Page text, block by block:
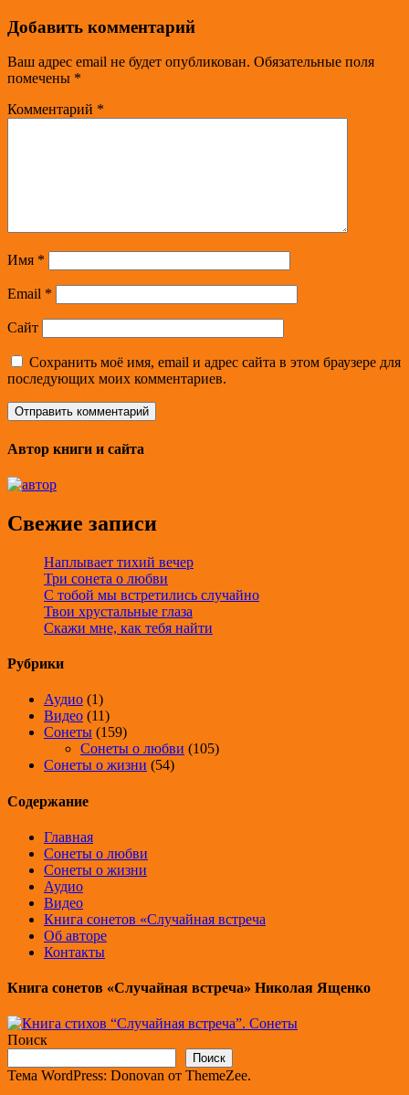
Добавить комментарий
Ваш адрес email не будет опубликован. Обязательные поля
помечены *
Комментарий *
Имя *
Email *
Сайт
Сохранить моё имя, email и адрес сайта в этом браузере для
последующих моих комментариев.
Автор книги и сайта
Свежие записи
Наплывает тихий вечер
Три сонета о любви
С тобой мы встретились случайно
Твои хрустальные глаза
Скажи мне, как тебя найти
Рубрики
Аудио (1)
Видео (11)
Сонеты (159)
Сонеты о любви (105)
Сонеты о жизни (54)
Содержание
Главная
Сонеты о любви
Сонеты о жизни
Аудио
Видео
Книга сонетов «Случайная встреча
Об авторе
Контакты
Книга сонетов «Случайная встреча» Николая Ященко
Поиск
Поиск
Тема WordPress: Donovan от ThemeZee.